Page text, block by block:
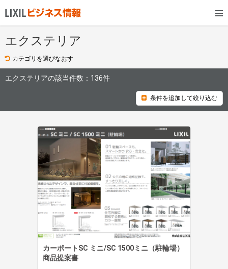
エクステリア
カテゴリを選びなおす
エクステリアの該当件数： 136件
条件を追加して絞り込む
カーポートSC ミニ/SC 1500ミニ（駐輪場）
商品提案書